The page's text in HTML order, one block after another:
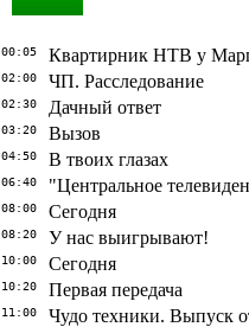
00:05 Квартирник НТВ у
02:00 ЧП. Расследование
02:30 Дачный ответ
03:20 Вызов
04:50 В твоих глазах
06:40 "Центральное
08:00 Сегодня
08:20 У нас выигрывают!
10:00 Сегодня
10:20 Первая передача
11:00 Чудо техники. Выпуск